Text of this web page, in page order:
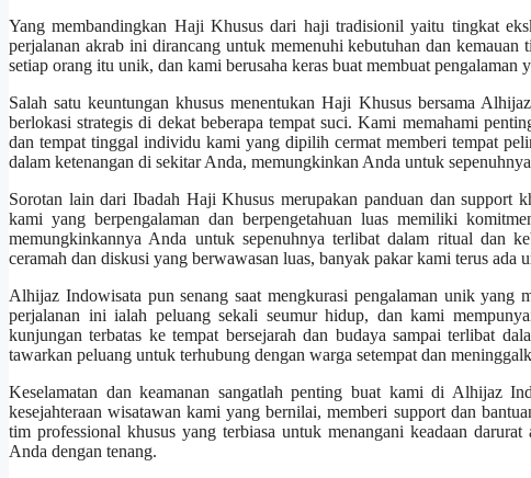
Yang membandingkan Haji Khusus dari haji tradisionil yaitu tingkat
perjalanan akrab ini dirancang untuk memenuhi kebutuhan dan
setiap orang itu unik, dan kami berusaha keras buat membuat pengalaman
Salah satu keuntungan khusus menentukan Haji Khusus bersama
berlokasi strategis di dekat beberapa tempat suci. Kami memahami
dan tempat tinggal individu kami yang dipilih cermat memberi tempat
dalam ketenangan di sekitar Anda, memungkinkan Anda untuk
Sorotan lain dari Ibadah Haji Khusus merupakan panduan dan support
kami yang berpengalaman dan berpengetahuan luas memiliki
memungkinkannya Anda untuk sepenuhnya terlibat dalam ritual dan
ceramah dan diskusi yang berwawasan luas, banyak pakar kami terus ada
Alhijaz Indowisata pun senang saat mengkurasi pengalaman unik
perjalanan ini ialah peluang sekali seumur hidup, dan kami
kunjungan terbatas ke tempat bersejarah dan budaya sampai terlibat
tawarkan peluang untuk terhubung dengan warga setempat dan
Keselamatan dan keamanan sangatlah penting buat kami di Alhijaz
kesejahteraan wisatawan kami yang bernilai, memberi support dan
tim professional khusus yang terbiasa untuk menangani keadaan
Anda dengan tenang.